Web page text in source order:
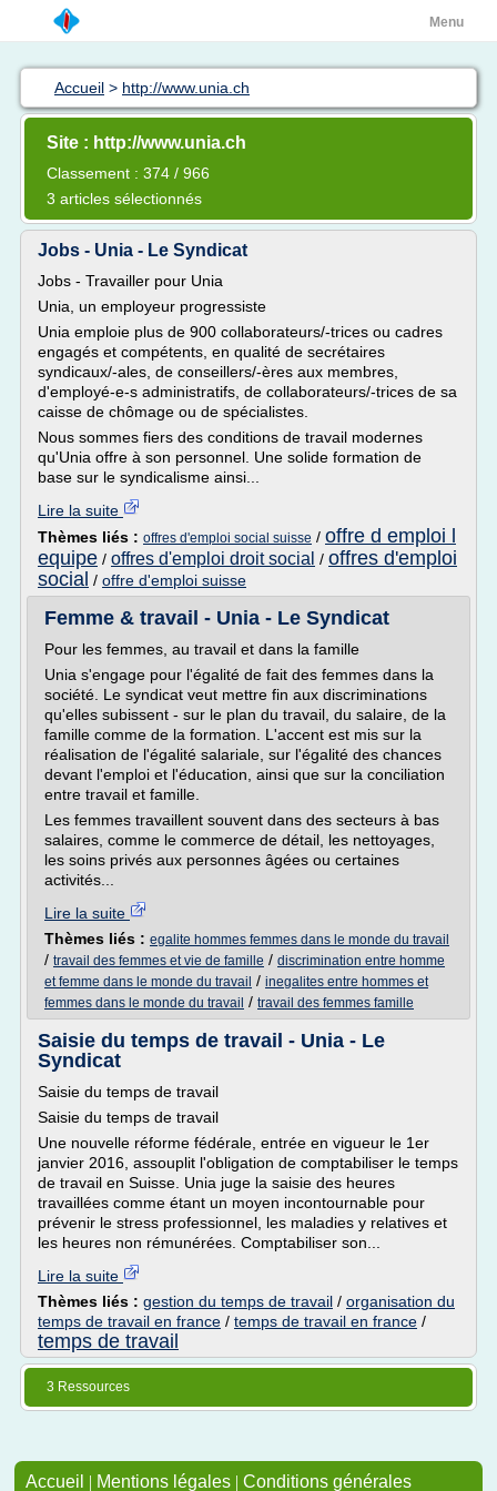
Menu
Accueil > http://www.unia.ch
Site : http://www.unia.ch
Classement : 374 / 966
3 articles sélectionnés
Jobs - Unia - Le Syndicat
Jobs - Travailler pour Unia
Unia, un employeur progressiste
Unia emploie plus de 900 collaborateurs/-trices ou cadres
engagés et compétents, en qualité de secrétaires
syndicaux/-ales, de conseillers/-ères aux membres,
d'employé-e-s administratifs, de collaborateurs/-trices de sa
caisse de chômage ou de spécialistes.
Nous sommes fiers des conditions de travail modernes
qu'Unia offre à son personnel. Une solide formation de
base sur le syndicalisme ainsi...
Lire la suite
Thèmes liés : offres d'emploi social suisse / offre d emploi l
equipe / offres d'emploi droit social / offres d'emploi
social / offre d'emploi suisse
Femme & travail - Unia - Le Syndicat
Pour les femmes, au travail et dans la famille
Unia s'engage pour l'égalité de fait des femmes dans la
société. Le syndicat veut mettre fin aux discriminations
qu'elles subissent - sur le plan du travail, du salaire, de la
famille comme de la formation. L'accent est mis sur la
réalisation de l'égalité salariale, sur l'égalité des chances
devant l'emploi et l'éducation, ainsi que sur la conciliation
entre travail et famille.
Les femmes travaillent souvent dans des secteurs à bas
salaires, comme le commerce de détail, les nettoyages,
les soins privés aux personnes âgées ou certaines
activités...
Lire la suite
Thèmes liés : egalite hommes femmes dans le monde du travail
/ travail des femmes et vie de famille / discrimination entre homme
et femme dans le monde du travail / inegalites entre hommes et
femmes dans le monde du travail / travail des femmes famille
Saisie du temps de travail - Unia - Le
Syndicat
Saisie du temps de travail
Saisie du temps de travail
Une nouvelle réforme fédérale, entrée en vigueur le 1er
janvier 2016, assouplit l'obligation de comptabiliser le temps
de travail en Suisse. Unia juge la saisie des heures
travaillées comme étant un moyen incontournable pour
prévenir le stress professionnel, les maladies y relatives et
les heures non rémunérées. Comptabiliser son...
Lire la suite
Thèmes liés : gestion du temps de travail / organisation du
temps de travail en france / temps de travail en france /
temps de travail
3 Ressources
Accueil | Mentions légales | Conditions générales